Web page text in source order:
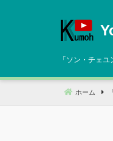
へ
動
「 ソン・チェユ
ホーム 「